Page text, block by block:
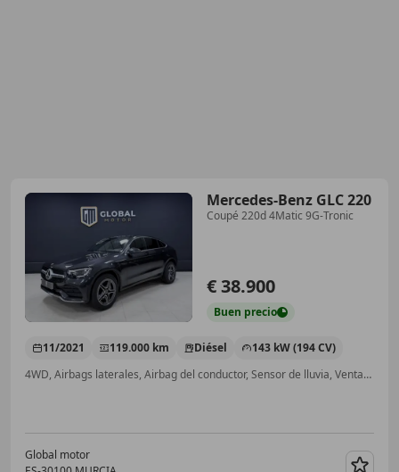
Mercedes-Benz GLC 220
Coupé 220d 4Matic 9G-Tronic
€ 38.900
Buen precio
11/2021 119.000 km Diésel
143 kW (194 CV)
4WD, Airbags laterales, Airbag del conductor, Sensor de lluvia, Ventanas tintadas, Faros antiniebla
Global motor